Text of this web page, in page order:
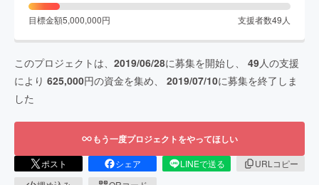
目標金額5,000,000円 支援者数49 人
このプロジェクトは、 2019/06/28に募集を開始し、 49人の支援
により 625,000円の資金を集め、 2019/07/10に募集を終了しま
した
もう一度プロジェクトをやってほしい
ポスト シェア LINEで送る
URLコピー